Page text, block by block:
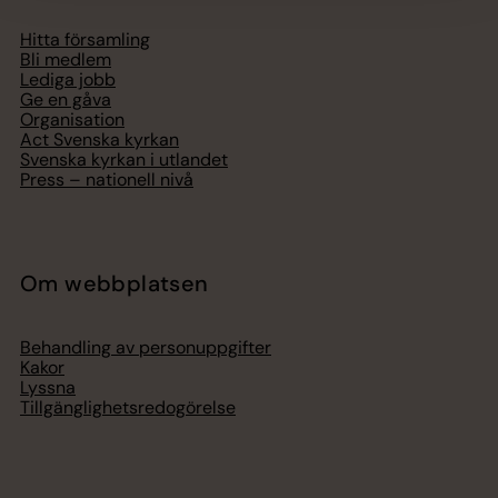
Hitta församling
Bli medlem
Lediga jobb
Ge en gåva
Organisation
Act Svenska kyrkan
Svenska kyrkan i utlandet
Press – nationell nivå
Om webbplatsen
Behandling av personuppgifter
Kakor
Lyssna
Tillgänglighetsredogörelse